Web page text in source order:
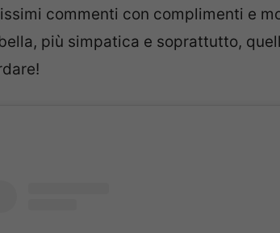
commenti con complimenti e
più simpatica e soprattutto,